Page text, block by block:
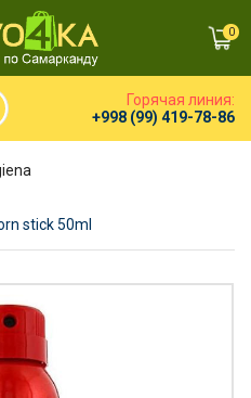
0
Горячая линия:
+998 (99) 419-78-86
stick 50ml